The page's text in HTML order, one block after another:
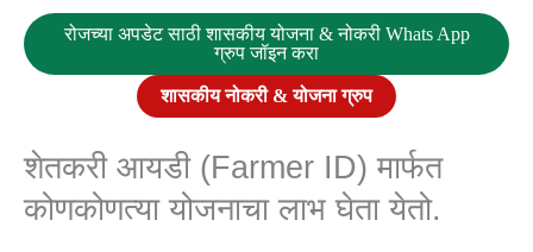
रोजच्या अपडेट साठी शासकीय योजना & नोकरी Whats App
ग्रुप जॉइन करा
शासकीय नोकरी & योजना ग्रुप
शेतकरी आयडी (Farmer ID) मार्फत
कोणकोणत्या योजनाचा लाभ घेता येतो.